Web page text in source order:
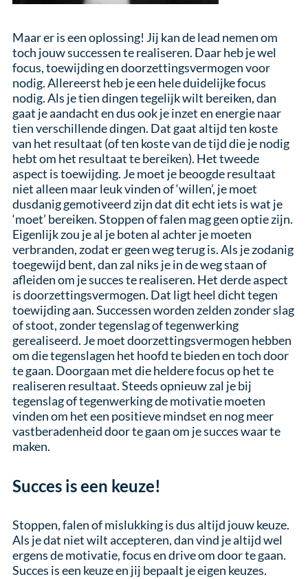
Maar er is een oplossing! Jij kan de lead nemen om
toch jouw successen te realiseren. Daar heb je wel
focus, toewijding en doorzettingsvermogen voor
nodig. Allereerst heb je een hele duidelijke focus
nodig. Als je tien dingen tegelijk wilt bereiken, dan
gaat je aandacht en dus ook je inzet en energie naar
tien verschillende dingen. Dat gaat altijd ten koste
van het resultaat (of ten koste van de tijd die je nodig
hebt om het resultaat te bereiken). Het tweede
aspect is toewijding. Je moet je beoogde resultaat
niet alleen maar leuk vinden of ‘willen’, je moet
dusdanig gemotiveerd zijn dat dit echt iets is wat je
‘moet’ bereiken. Stoppen of falen mag geen optie zijn.
Eigenlijk zou je al je boten al achter je moeten
verbranden, zodat er geen weg terug is. Als je zodanig
toegewijd bent, dan zal niks je in de weg staan of
afleiden om je succes te realiseren. Het derde aspect
is doorzettingsvermogen. Dat ligt heel dicht tegen
toewijding aan. Successen worden zelden zonder slag
of stoot, zonder tegenslag of tegenwerking
gerealiseerd. Je moet doorzettingsvermogen hebben
om die tegenslagen het hoofd te bieden en toch door
te gaan. Doorgaan met die heldere focus op het te
realiseren resultaat. Steeds opnieuw zal je bij
tegenslag of tegenwerking de motivatie moeten
vinden om het een positieve mindset en nog meer
vastberadenheid door te gaan om je succes waar te
maken.
Succes is een keuze!
Stoppen, falen of mislukking is dus altijd jouw keuze.
Als je dat niet wilt accepteren, dan vind je altijd wel
ergens de motivatie, focus en drive om door te gaan.
Succes is een keuze en jij bepaalt je eigen keuzes.